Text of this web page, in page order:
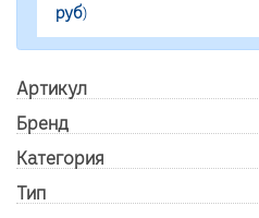
руб)
Артикул
Бренд
Категория
Тип